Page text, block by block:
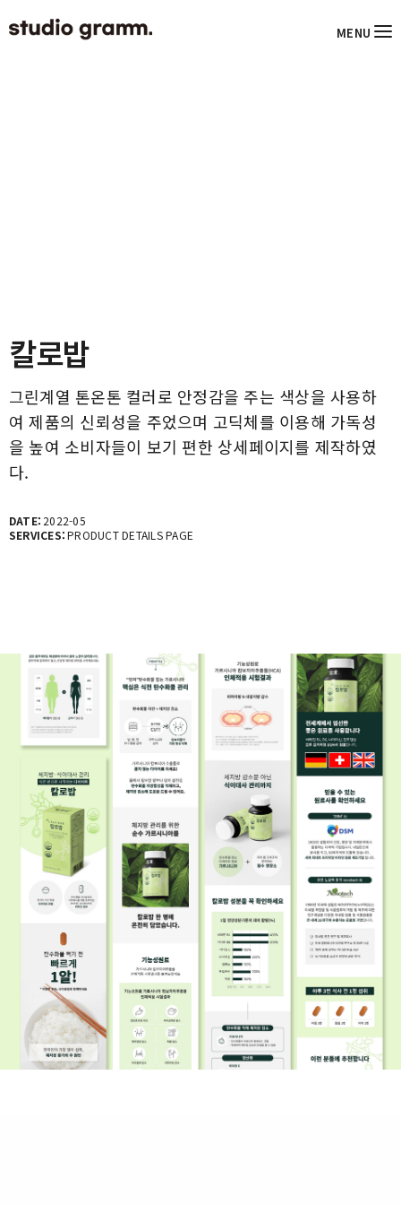
MENU
칼로밥
그린계열 톤온톤 컬러로 안정감을 주는 색상을 사용하
여 제품의 신뢰성을 주었으며 고딕체를 이용해 가독성
을 높여 소비자들이 보기 편한 상세페이지를 제작하였
다.
DATE: 2022-05
SERVICES:PRODUCT DETAILS PAGE